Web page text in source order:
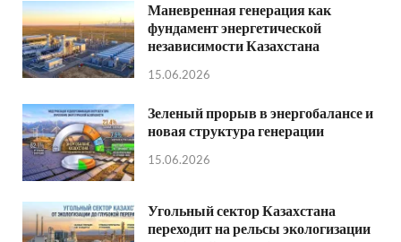
Маневренная генерация как
фундамент энергетической
независимости Казахстана
15.06.2026
Зеленый прорыв в энергобалансе и
новая структура генерации
15.06.2026
Угольный сектор Казахстана
переходит на рельсы экологизации